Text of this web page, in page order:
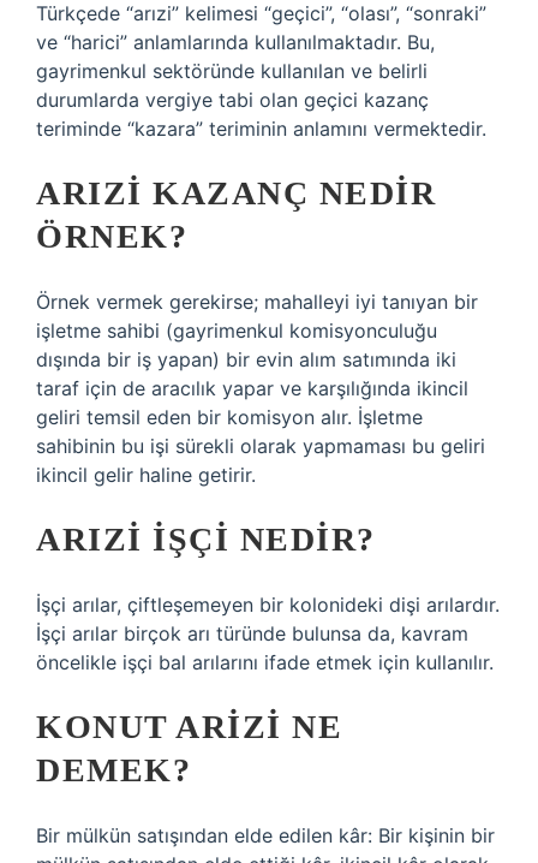
Türkçede “arızi” kelimesi “geçici”, “olası”, “sonraki”
ve “harici” anlamlarında kullanılmaktadır. Bu,
gayrimenkul sektöründe kullanılan ve belirli
durumlarda vergiye tabi olan geçici kazanç
teriminde “kazara” teriminin anlamını vermektedir.
ARIZI KAZANÇ NEDIR
ÖRNEK?
Örnek vermek gerekirse; mahalleyi iyi tanıyan bir
işletme sahibi (gayrimenkul komisyonculuğu
dışında bir iş yapan) bir evin alım satımında iki
taraf için de aracılık yapar ve karşılığında ikincil
geliri temsil eden bir komisyon alır. İşletme
sahibinin bu işi sürekli olarak yapmaması bu geliri
ikincil gelir haline getirir.
ARIZI IŞÇI NEDIR?
İşçi arılar, çiftleşemeyen bir kolonideki dişi arılardır.
İşçi arılar birçok arı türünde bulunsa da, kavram
öncelikle işçi bal arılarını ifade etmek için kullanılır.
KONUT ARIZI NE
DEMEK?
Bir mülkün satışından elde edilen kâr: Bir kişinin bir